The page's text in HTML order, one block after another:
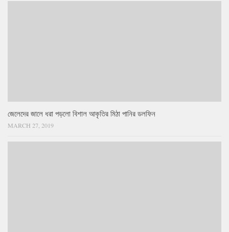
জেলেদের জালে ধরা পড়লো বিশাল আকৃতির মিঠা পানির ডলফিন
MARCH 27, 2019